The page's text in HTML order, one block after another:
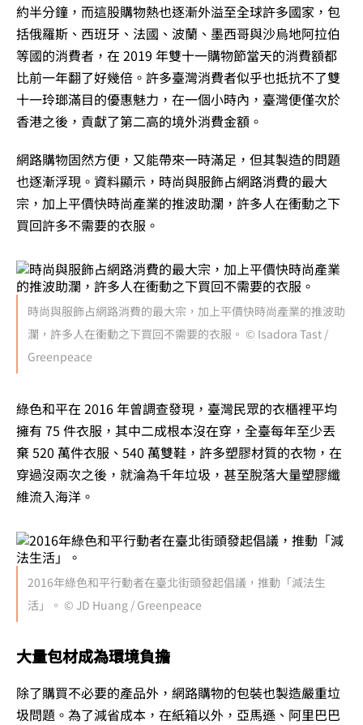
約半分鐘，而這股購物熱也逐漸外溢至全球許多國家，包
括俄羅斯、西班牙、法國、波蘭、墨西哥與沙烏地阿拉伯
等國的消費者，在 2019 年雙十一購物節當天的消費額都
比前一年翻了好幾倍。許多臺灣消費者似乎也抵抗不了雙
十一玲瑯滿目的優惠魅力，在一個小時內，臺灣便僅次於
香港之後，貢獻了第二高的境外消費金額。
網路購物固然方便，又能帶來一時滿足，但其製造的問題
也逐漸浮現。資料顯示，時尚與服飾占網路消費的最大
宗，加上平價快時尚產業的推波助瀾，許多人在衝動之下
買回許多不需要的衣服。
時尚與服飾占網路消費的最大宗，加上平價快時尚產業的推波助
瀾，許多人在衝動之下買回不需要的衣服。 © Isadora Tast /
Greenpeace
綠色和平在 2016 年曾調查發現，臺灣民眾的衣櫃裡平均
擁有 75 件衣服，其中二成根本沒在穿，全臺每年至少丟
棄 520 萬件衣服、540 萬雙鞋，許多塑膠材質的衣物，在
穿過沒兩次之後，就淪為千年垃圾，甚至脫落大量塑膠纖
維流入海洋。
2016年綠色和平行動者在臺北街頭發起倡議，推動「減法生
活」。 © JD Huang / Greenpeace
大量包材成為環境負擔
除了購買不必要的產品外，網路購物的包裝也製造嚴重垃
圾問題。為了減省成本，在紙箱以外，亞馬遜、阿里巴巴